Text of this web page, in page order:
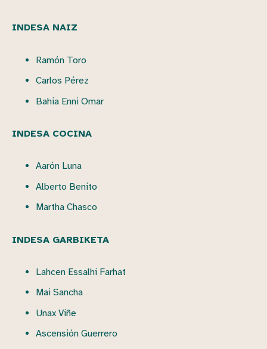
INDESA NAIZ
Ramón Toro
Carlos Pérez
Bahia Enni Omar
INDESA COCINA
Aarón Luna
Alberto Benito
Martha Chasco
INDESA GARBIKETA
Lahcen Essalhi Farhat
Mai Sancha
Unax Viñe
Ascensión Guerrero